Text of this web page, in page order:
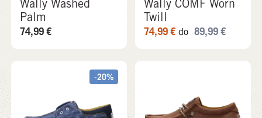
Wally Washed
Palm
74,99€
Wally COMF Worn
Twill
74,99€ do 89,99€
-20%